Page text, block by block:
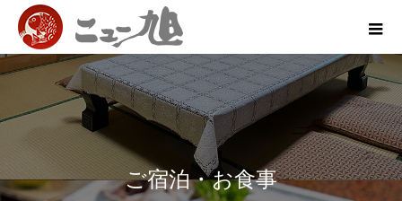
ご宿泊・お食事